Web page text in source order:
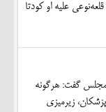
علیه او کودتا
مجلس گفت: هرگونه
زیرمیزی